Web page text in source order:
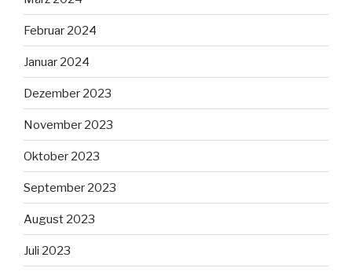
Februar 2024
Januar 2024
Dezember 2023
November 2023
Oktober 2023
September 2023
August 2023
Juli 2023